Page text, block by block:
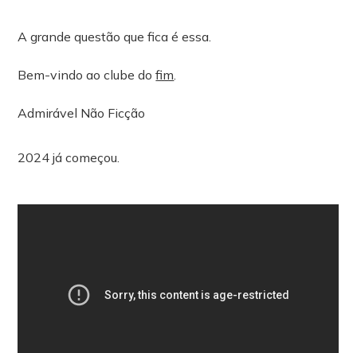
A grande questão que fica é essa.
Bem-vindo ao clube dofim.
Admirável Não Ficção
2024 já começou.